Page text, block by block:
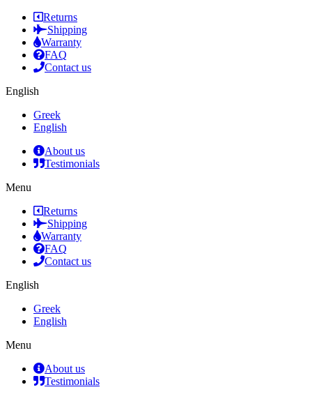
Returns
Shipping
Warranty
FAQ
Contact us
English
Greek
English
About us
Testimonials
Menu
Returns
Shipping
Warranty
FAQ
Contact us
English
Greek
English
Menu
About us
Testimonials